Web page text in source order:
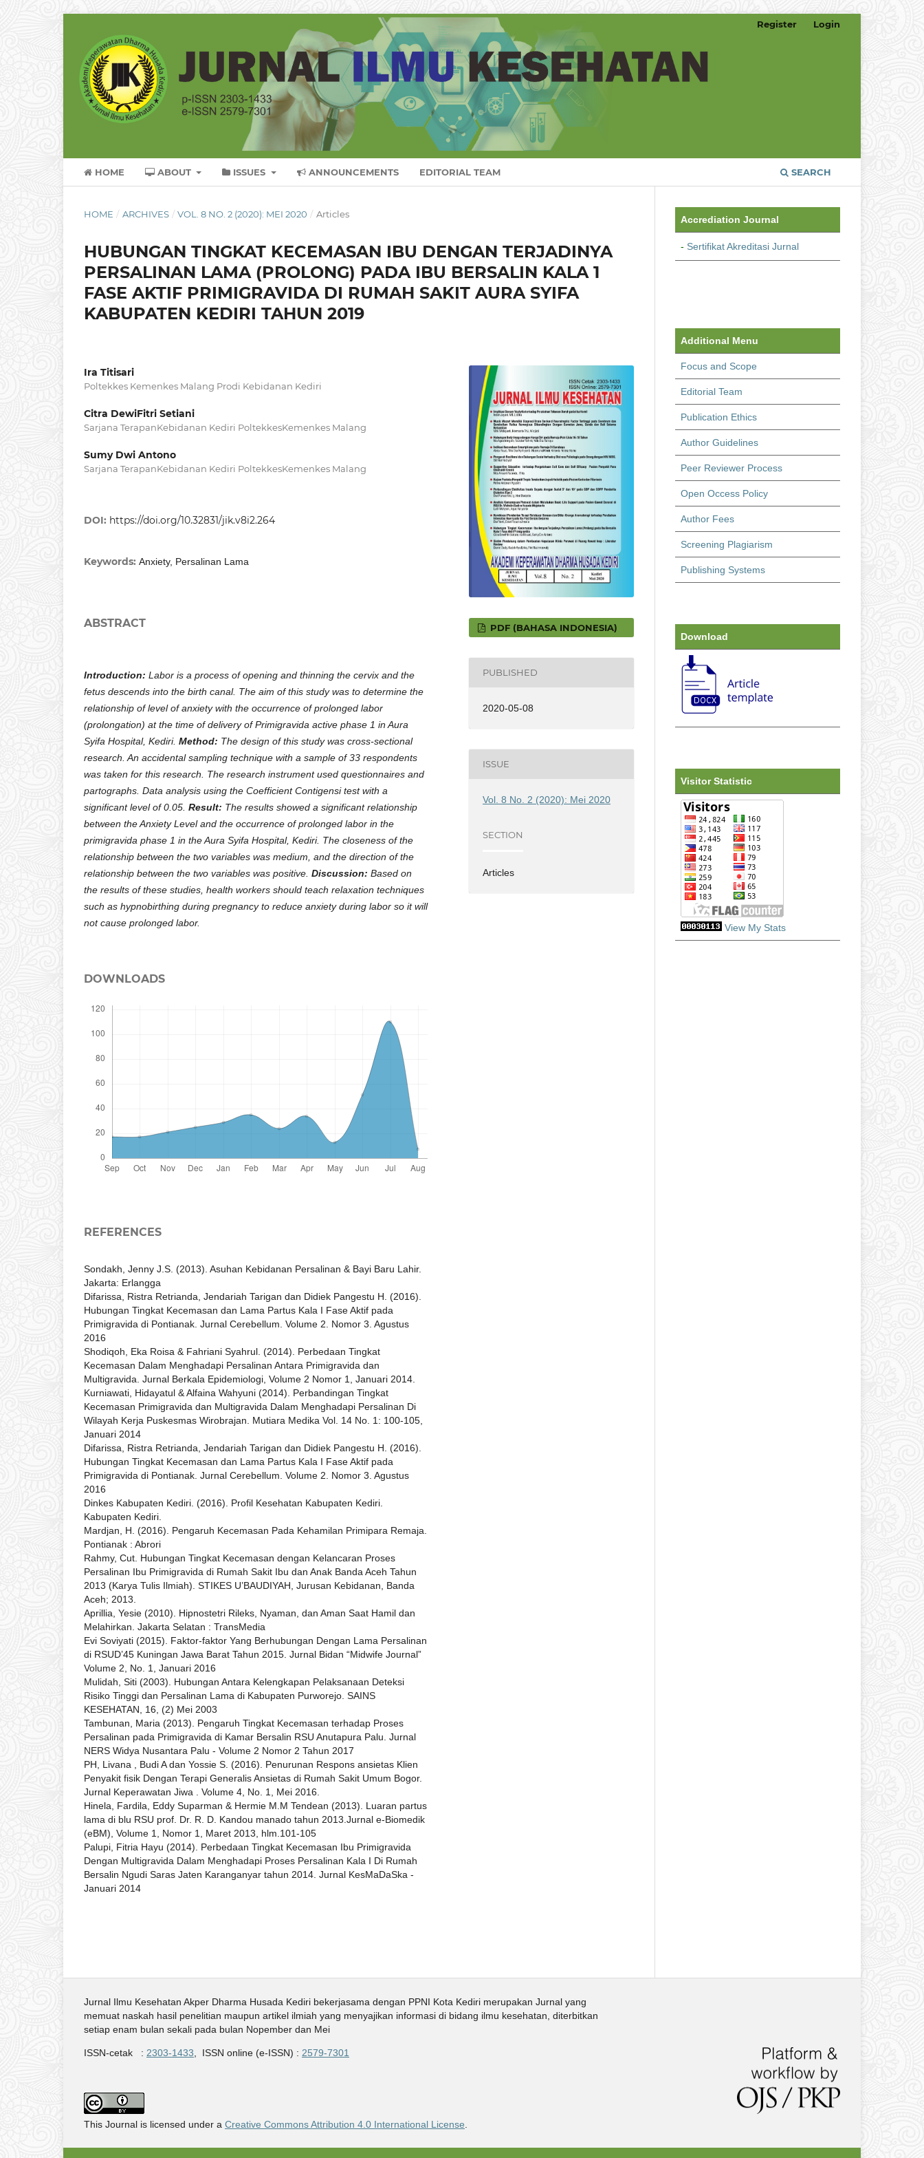
HOME ABOUT ISSUES ANNOUNCEMENTS EDITORIAL TEAM SEARCH
Register Login
HOME / ARCHIVES / VOL. 8 NO. 2 (2020): MEI 2020 / Articles
HUBUNGAN TINGKAT KECEMASAN IBU DENGAN TERJADINYA
PERSALINAN LAMA (PROLONG) PADA IBU BERSALIN KALA 1
FASE AKTIF PRIMIGRAVIDA DI RUMAH SAKIT AURA SYIFA
KABUPATEN KEDIRI TAHUN 2019
Ira Titisari
Poltekkes Kemenkes Malang Prodi Kebidanan Kediri
Citra DewiFitri Setiani
Sarjana TerapanKebidanan Kediri PoltekkesKemenkes Malang
Sumy Dwi Antono
Sarjana TerapanKebidanan Kediri PoltekkesKemenkes Malang
DOI: https://doi.org/10.32831/jik.v8i2.264
Keywords: Anxiety, Persalinan Lama
ABSTRACT
Introduction: Labor is a process of opening and thinning the cervix and the
fetus descends into the birth canal. The aim of this study was to determine the
relationship of level of anxiety with the occurrence of prolonged labor
(prolongation) at the time of delivery of Primigravida active phase 1 in Aura
Syifa Hospital, Kediri. Method: The design of this study was cross-sectional
research. An accidental sampling technique with a sample of 33 respondents
was taken for this research. The research instrument used questionnaires and
partographs. Data analysis using the Coefficient Contigensi test with a
significant level of 0.05. Result: The results showed a significant relationship
between the Anxiety Level and the occurrence of prolonged labor in the
primigravida phase 1 in the Aura Syifa Hospital, Kediri. The closeness of the
relationship between the two variables was medium, and the direction of the
relationship between the two variables was positive. Discussion: Based on
the results of these studies, health workers should teach relaxation techniques
such as hypnobirthing during pregnancy to reduce anxiety during labor so it will
not cause prolonged labor.
DOWNLOADS
REFERENCES
Sondakh, Jenny J.S. (2013). Asuhan Kebidanan Persalinan & Bayi Baru Lahir.
Jakarta: Erlangga
Difarissa, Ristra Retrianda, Jendariah Tarigan dan Didiek Pangestu H. (2016).
Hubungan Tingkat Kecemasan dan Lama Partus Kala I Fase Aktif pada
Primigravida di Pontianak. Jurnal Cerebellum. Volume 2. Nomor 3. Agustus
2016
Shodiqoh, Eka Roisa & Fahriani Syahrul. (2014). Perbedaan Tingkat
Kecemasan Dalam Menghadapi Persalinan Antara Primigravida dan
Multigravida. Jurnal Berkala Epidemiologi, Volume 2 Nomor 1, Januari 2014.
Kurniawati, Hidayatul & Alfaina Wahyuni (2014). Perbandingan Tingkat
Kecemasan Primigravida dan Multigravida Dalam Menghadapi Persalinan Di
Wilayah Kerja Puskesmas Wirobrajan. Mutiara Medika Vol. 14 No. 1: 100-105,
Januari 2014
Difarissa, Ristra Retrianda, Jendariah Tarigan dan Didiek Pangestu H. (2016).
Hubungan Tingkat Kecemasan dan Lama Partus Kala I Fase Aktif pada
Primigravida di Pontianak. Jurnal Cerebellum. Volume 2. Nomor 3. Agustus
2016
Dinkes Kabupaten Kediri. (2016). Profil Kesehatan Kabupaten Kediri.
Kabupaten Kediri.
Mardjan, H. (2016). Pengaruh Kecemasan Pada Kehamilan Primipara Remaja.
Pontianak : Abrori
Rahmy, Cut. Hubungan Tingkat Kecemasan dengan Kelancaran Proses
Persalinan Ibu Primigravida di Rumah Sakit Ibu dan Anak Banda Aceh Tahun
2013 (Karya Tulis Ilmiah). STIKES U’BAUDIYAH, Jurusan Kebidanan, Banda
Aceh; 2013.
Aprillia, Yesie (2010). Hipnostetri Rileks, Nyaman, dan Aman Saat Hamil dan
Melahirkan. Jakarta Selatan : TransMedia
Evi Soviyati (2015). Faktor-faktor Yang Berhubungan Dengan Lama Persalinan
di RSUD’45 Kuningan Jawa Barat Tahun 2015. Jurnal Bidan “Midwife Journal”
Volume 2, No. 1, Januari 2016
Mulidah, Siti (2003). Hubungan Antara Kelengkapan Pelaksanaan Deteksi
Risiko Tinggi dan Persalinan Lama di Kabupaten Purworejo. SAINS
KESEHATAN, 16, (2) Mei 2003
Tambunan, Maria (2013). Pengaruh Tingkat Kecemasan terhadap Proses
Persalinan pada Primigravida di Kamar Bersalin RSU Anutapura Palu. Jurnal
NERS Widya Nusantara Palu - Volume 2 Nomor 2 Tahun 2017
PH, Livana , Budi A dan Yossie S. (2016). Penurunan Respons ansietas Klien
Penyakit fisik Dengan Terapi Generalis Ansietas di Rumah Sakit Umum Bogor.
Jurnal Keperawatan Jiwa . Volume 4, No. 1, Mei 2016.
Hinela, Fardila, Eddy Suparman & Hermie M.M Tendean (2013). Luaran partus
lama di blu RSU prof. Dr. R. D. Kandou manado tahun 2013.Jurnal e-Biomedik
(eBM), Volume 1, Nomor 1, Maret 2013, hlm.101-105
Palupi, Fitria Hayu (2014). Perbedaan Tingkat Kecemasan Ibu Primigravida
Dengan Multigravida Dalam Menghadapi Proses Persalinan Kala I Di Rumah
Bersalin Ngudi Saras Jaten Karanganyar tahun 2014. Jurnal KesMaDaSka -
Januari 2014
PDF (BAHASA INDONESIA)
PUBLISHED
2020-05-08
ISSUE
Vol. 8 No. 2 (2020): Mei 2020
SECTION
Articles
Accrediation Journal
- Sertifikat Akreditasi Jurnal
Additional Menu
Focus and Scope
Editorial Team
Publication Ethics
Author Guidelines
Peer Reviewer Process
Open Occess Policy
Author Fees
Screening Plagiarism
Publishing Systems
Download
Visitor Statistic
View My Stats
Jurnal Ilmu Kesehatan Akper Dharma Husada Kediri bekerjasama dengan PPNI Kota Kediri merupakan Jurnal yang
memuat naskah hasil penelitian maupun artikel ilmiah yang menyajikan informasi di bidang ilmu kesehatan, diterbitkan
setiap enam bulan sekali pada bulan Nopember dan Mei
ISSN-cetak : 2303-1433 , ISSN online (e-ISSN) : 2579-7301
This Journal is licensed under a Creative Commons Attribution 4.0 International License